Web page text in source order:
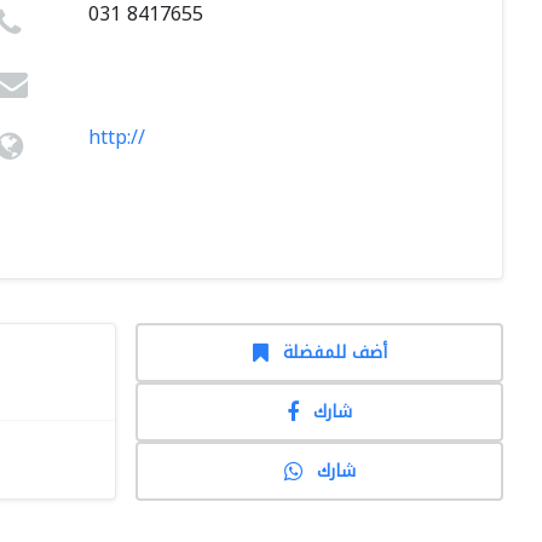
031 8417655
http://
أضف للمفضلة
شارك
شارك